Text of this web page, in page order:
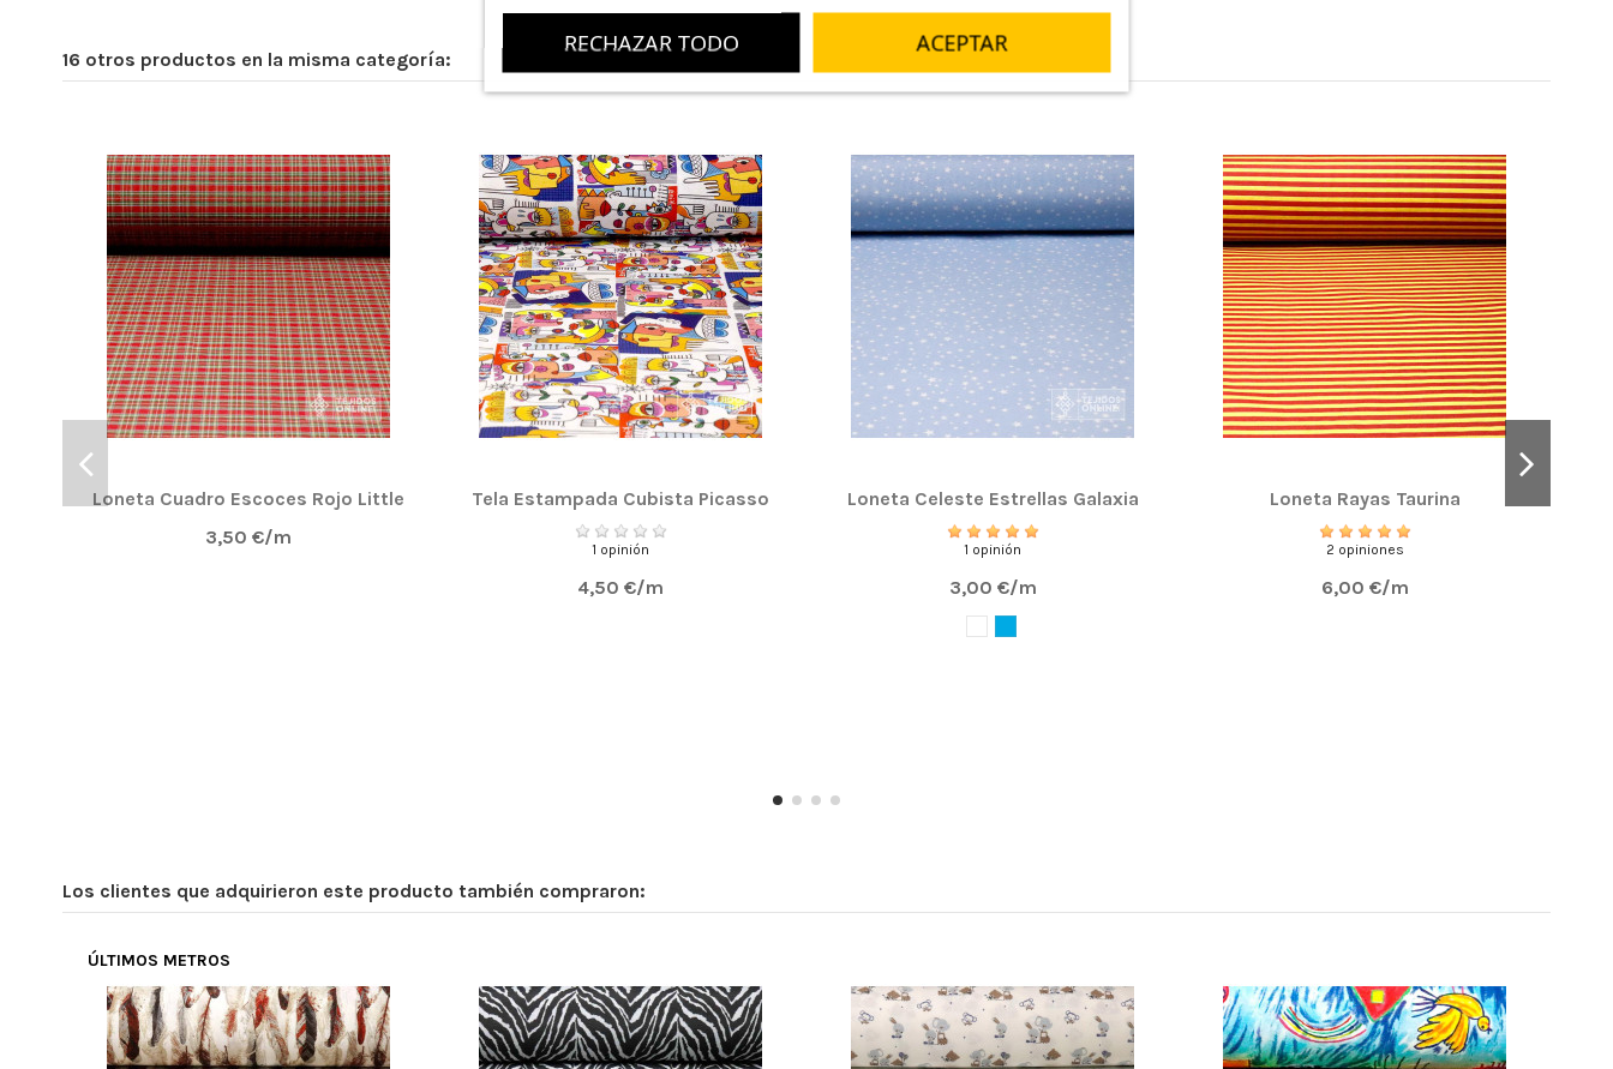
MARIOLA Gen11/12/2024 Tela Loneta Pájaros Gorditos
Compra Verificada
Puntuación total:
Puntuación total:
DE GRAN CALIDAD Y MAS BONITA QUE EN LAS FOTOS, ENAMORADA DE ESTA TELA
16 otros productos en la misma categoría:
Loneta Cuadro Escoces Rojo Little
3,50 €/m
Tela Estampada Cubista Picasso
1 opinión
4,50 €/m
Loneta Celeste Estrellas Galaxia
1 opinión
3,00 €/m
Loneta Rayas Taurina
2 opiniones
6,00 €/m
Los clientes que adquirieron este producto también compraron:
ÚLTIMOS METROS
RECHAZAR TODO ACEPTAR